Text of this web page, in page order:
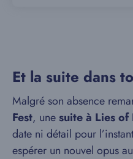
Et la suite dans
Malgré son absence
Fest, unesuite à Lies
date ni détail pour
espérer un nouvel opus